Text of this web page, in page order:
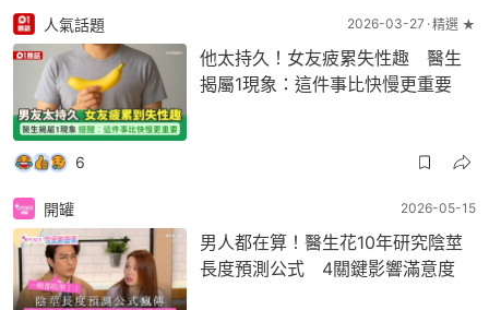
人氣話題 2026-03-27 精選 ★
他太持久！女友疲累失性趣 醫生
揭屬1現象：這件事比快慢更重要
6
開罐 2026-05-15
男人都在算！醫生花10年研究陰莖
長度預測公式 4關鍵影響滿意度